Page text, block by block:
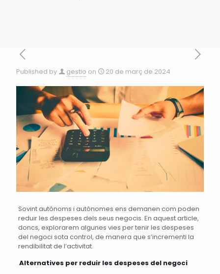
Published by gestio on 20 de març de 2024
Sovint autònoms i autònomes ens demanen com poden
reduir les despeses dels seus negocis. En aquest article,
doncs, explorarem algunes vies per tenir les despeses
del negoci sota control, de manera que s’incrementi la
rendibilitat de l’activitat.
Alternatives per reduir les despeses del negoci